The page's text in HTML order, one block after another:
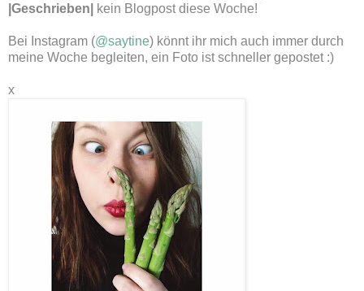
|Geschrieben|
kein Blogpost diese Woche!
Bei Instagram (@saytine) könnt ihr mich auch immer durch
meine Woche begleiten, ein Foto ist schneller gepostet :)
x